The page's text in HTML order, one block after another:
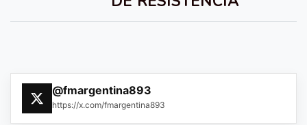
@fmargentina893
https://x.com/fmargentina893